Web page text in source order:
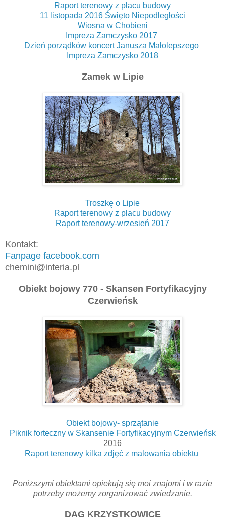
Raport terenowy z placu budowy
11 listopada 2016 Święto Niepodległości
Wiosna w Chobieni
Impreza Zamczysko 2017
Dzień porządków koncert Janusza Małolepszego
Impreza Zamczysko 2018
Zamek w Lipie
Troszkę o Lipie
Raport terenowy z placu budowy
Raport terenowy-wrzesień 2017
Kontakt:
Fanpage facebook.com
chemini@interia.pl
Obiekt bojowy 770 - Skansen Fortyfikacyjny
Czerwieńsk
Obiekt bojowy- sprzątanie
Piknik forteczny w Skansenie Fortyfikacyjnym Czerwieńsk
2016
Raport terenowy kilka zdjęć z malowania obiektu
Poniższymi obiektami opiekują się moi znajomi i w razie
potrzeby możemy zorganizować zwiedzanie.
DAG KRZYSTKOWICE